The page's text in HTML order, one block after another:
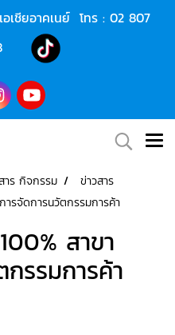
เชียอาคเนย์ โทร : 02 807
าร กิจกรรม
ข่าวสาร
ารจัดการนวัตกรรมการค้า
สาขา
รรมการค้า